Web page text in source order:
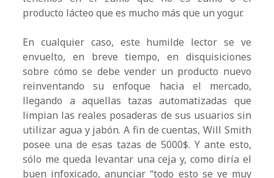
producto lácteo que es mucho más que un yogur.
En cualquier caso, este humilde lector se ve
envuelto, en breve tiempo, en disquisiciones
sobre cómo se debe vender un producto nuevo
reinventando su enfoque hacia el mercado,
llegando a aquellas tazas automatizadas que
limpian las reales posaderas de sus usuarios sin
utilizar agua y jabón. A fin de cuentas, Will Smith
posee una de esas tazas de 5000$. Y ante esto,
sólo me queda levantar una ceja y, como diría el
buen infoxicado, anunciar “todo esto se ve muy